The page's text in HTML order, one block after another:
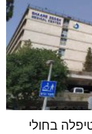
בחולי